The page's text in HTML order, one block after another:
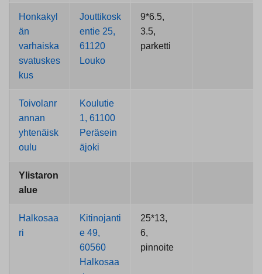
Honkakyl
än
varhaiska
svatuskes
kus
Jouttikosk
entie 25,
61120
Louko
9*6.5,
3.5,
parketti
Toivolanr
annan
yhtenäisk
oulu
Koulutie
1, 61100
Peräsein
äjoki
Ylistaron
alue
Halkosaa
ri
Kitinojanti
e 49,
60560
Halkosaa
25*13,
6,
pinnoite